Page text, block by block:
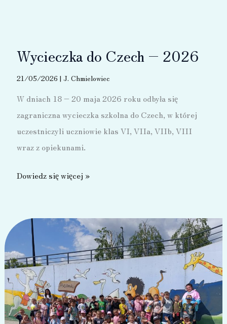
–
ważna
rodziców
Wycieczka do Czech – 2026
21/05/2026 | J. Chmielowiec
W dniach 18 – 20 maja 2026 roku odbyła się
zagraniczna wycieczka szkolna do Czech, w której
uczestniczyli uczniowie klas VI, VIIa, VIIb, VIII
wraz z opiekunami.
Wycieczka
–
2026
Dowiedz się więcej »